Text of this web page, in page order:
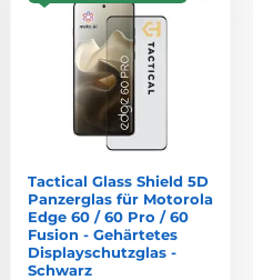
Tactical Glass Shield 5D
Panzerglas für Motorola
Edge 60 / 60 Pro / 60
Fusion - Gehärtetes
Displayschutzglas -
Schwarz